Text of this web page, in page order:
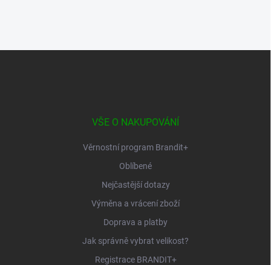
VŠE O NAKUPOVÁNÍ
Věrnostní program Brandit+
Oblíbené
Nejčastější dotazy
Výměna a vrácení zboží
Doprava a platby
Jak správně vybrat velikost?
Registrace BRANDIT+